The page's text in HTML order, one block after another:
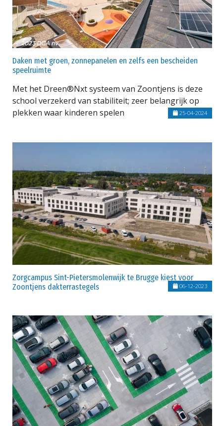
Daken met groen, zonnepanelen en zelfs een bescheiden
speelruimte
Met het Dreen®Nxt systeem van Zoontjens is deze
school verzekerd van stabiliteit; zeer belangrijk op
plekken waar kinderen spelen
25-04-2024
Zorgcampus Sint-Pietersmolenwijk te Brugge kiest voor
Zoontjens dakterrastegels
06-12-2023